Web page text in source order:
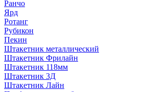
Ранчо
Ярд
Ротанг
Рубикон
Пекин
Штакетник металлический
Штакетник Фрилайн
Штакетник 118мм
Штакетник 3Д
Штакетник Лайн